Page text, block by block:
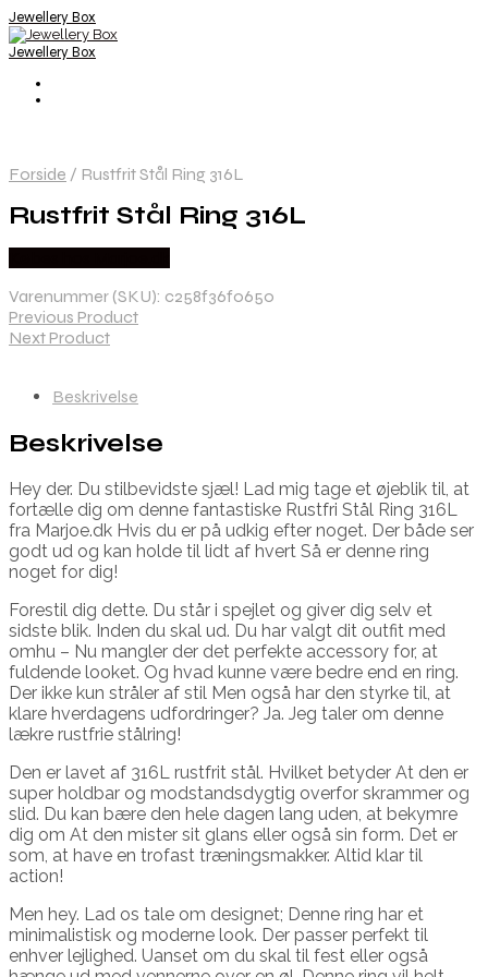
Jewellery Box
Jewellery Box
Forside / Rustfrit Stål Ring 316L
Rustfrit Stål Ring 316L
Varenummer (SKU): c258f36f0650
Previous Product
Next Product
Beskrivelse
Beskrivelse
Hey der. Du stilbevidste sjæl! Lad mig tage et øjeblik til, at
fortælle dig om denne fantastiske Rustfri Stål Ring 316L
fra Marjoe.dk Hvis du er på udkig efter noget. Der både ser
godt ud og kan holde til lidt af hvert Så er denne ring
noget for dig!
Forestil dig dette. Du står i spejlet og giver dig selv et
sidste blik. Inden du skal ud. Du har valgt dit outfit med
omhu – Nu mangler der det perfekte accessory for, at
fuldende looket. Og hvad kunne være bedre end en ring.
Der ikke kun stråler af stil Men også har den styrke til, at
klare hverdagens udfordringer? Ja. Jeg taler om denne
lækre rustfrie stålring!
Den er lavet af 316L rustfrit stål. Hvilket betyder At den er
super holdbar og modstandsdygtig overfor skrammer og
slid. Du kan bære den hele dagen lang uden, at bekymre
dig om At den mister sit glans eller også sin form. Det er
som, at have en trofast træningsmakker. Altid klar til
action!
Men hey. Lad os tale om designet; Denne ring har et
minimalistisk og moderne look. Der passer perfekt til
enhver lejlighed. Uanset om du skal til fest eller også